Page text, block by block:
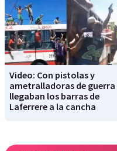
Video: Con pistolas y
ametralladoras de guerra
llegaban los barras de
Laferrere a la cancha